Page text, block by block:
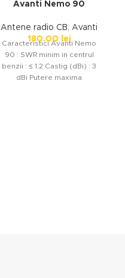
Avanti Nemo 90
Antene radio CB, Avanti
180.00
lei
Caracteristici Avanti Nemo
90 : SWR minim in centrul
benzii : ≤ 1.2 Castig (dBi) : 3
dBi Putere maxima